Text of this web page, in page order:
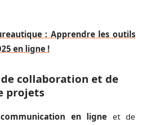
: Apprendre les outils
en ligne !
collaboration et de
projets
en ligne et de